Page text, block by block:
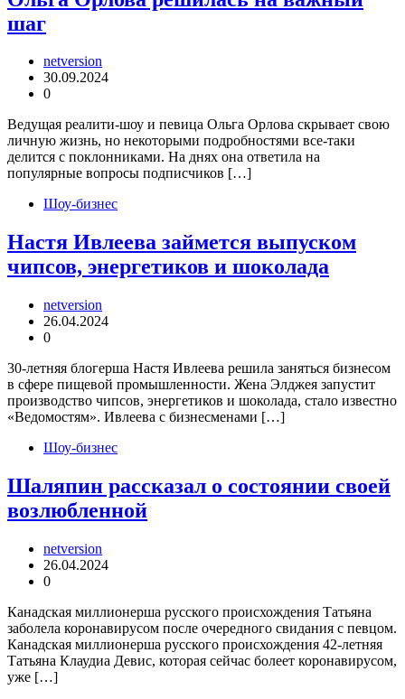
шаг
netversion
30.09.2024
0
Ведущая реалити-шоу и певица Ольга Орлова скрывает свою
личную жизнь, но некоторыми подробностями все-таки
делится с поклонниками. На днях она ответила на
популярные вопросы подписчиков […]
Шоу-бизнес
Настя Ивлеева займется выпуском
чипсов, энергетиков и шоколада
netversion
26.04.2024
0
30-летняя блогерша Настя Ивлеева решила заняться бизнесом
в сфере пищевой промышленности. Жена Элджея запустит
производство чипсов, энергетиков и шоколада, стало известно
«Ведомостям». Ивлеева с бизнесменами […]
Шоу-бизнес
Шаляпин рассказал о состоянии своей
возлюбленной
netversion
26.04.2024
0
Канадская миллионерша русского происхождения Татьяна
заболела коронавирусом после очередного свидания с певцом.
Канадская миллионерша русского происхождения 42-летняя
Татьяна Клаудиа Девис, которая сейчас болеет коронавирусом,
уже […]